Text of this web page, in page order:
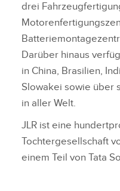
drei
Darüber hinaus
in China, Brasilien,
Slowakei sowie über
in aller Welt.
JLR ist eine
Tochtergesellschaft
einem Teil von Tata